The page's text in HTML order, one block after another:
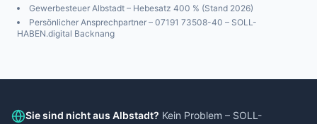
Gewerbesteuer Albstadt – Hebesatz 400 % (Stand 2026)
Persönlicher Ansprechpartner – 07191 73508-40 – SOLL-
HABEN.digital Backnang
Sie sind nicht aus Albstadt? Kein Problem – SOLL-